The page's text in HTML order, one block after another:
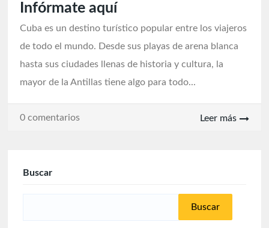
Infórmate aquí
Cuba es un destino turístico popular entre los viajeros
de todo el mundo. Desde sus playas de arena blanca
hasta sus ciudades llenas de historia y cultura, la
mayor de la Antillas tiene algo para todo...
0 comentarios Leer más
Buscar